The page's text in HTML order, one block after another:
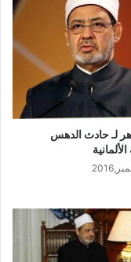
على محمد
محافظة
مرزوق
لـ حادث الدهس